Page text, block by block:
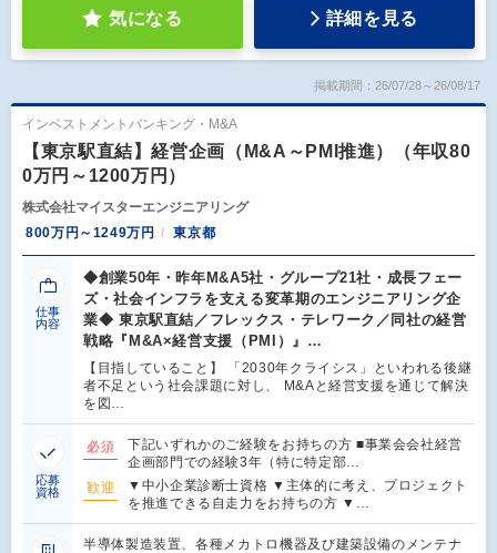
気になる 詳細を見る
掲載期間：26/07/28～26/08/17
インベストメントバンキング・M&A
【東京駅直結】経営企画（M&A～PMI推進）（年収80
0万円～1200万円）
株式会社マイスターエンジニアリング
800万円～1249万円
東京都
仕事
内容
◆創業50年・昨年M&A5社・グループ21社・成長フェー
ズ・社会インフラを支える変革期のエンジニアリング企
業◆ 東京駅直結／フレックス・テレワーク／同社の経営
戦略『M&A×経営支援（PMI）』…
【目指していること】 「2030年クライシス」といわれる後継
者不足という社会課題に対し、 M&Aと経営支援を通じて解決
を図…
応募
資格
必須
下記いずれかのご経験をお持ちの方 ■事業会会社経営
企画部門での経験3年（特に特定部…
歓迎
▼中小企業診断士資格 ▼主体的に考え、プロジェクト
を推進できる自走力をお持ちの方 ▼…
半導体製造装置、各種メカトロ機器及び建築設備のメンテナ